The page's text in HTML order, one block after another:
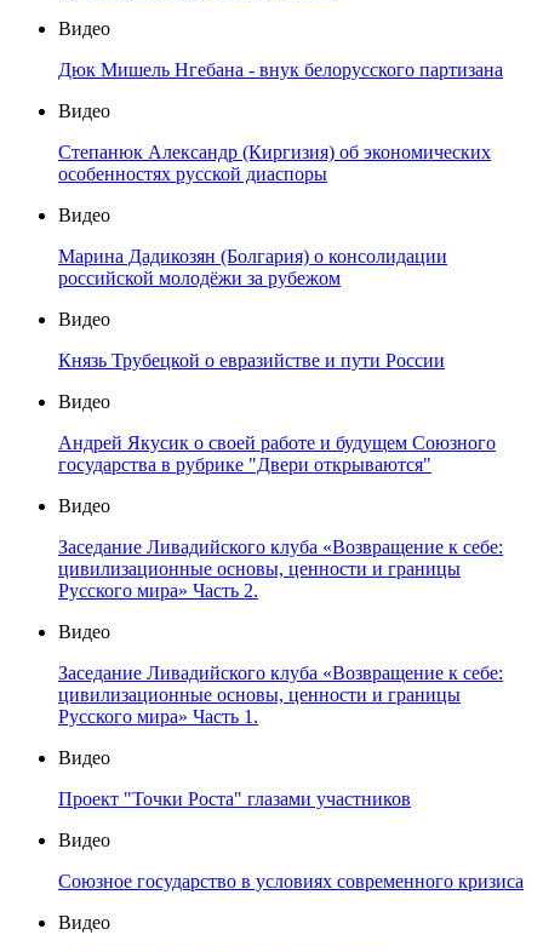
Видео
Дюк Мишель Нгебана - внук белорусского партизана
Видео
Степанюк Александр (Киргизия) об экономических
особенностях русской диаспоры
Видео
Марина Дадикозян (Болгария) о консолидации
российской молодёжи за рубежом
Видео
Князь Трубецкой о евразийстве и пути России
Видео
Андрей Якусик о своей работе и будущем Союзного
государства в рубрике "Двери открываются"
Видео
Заседание Ливадийского клуба «Возвращение к себе:
цивилизационные основы, ценности и границы
Русского мира» Часть 2.
Видео
Заседание Ливадийского клуба «Возвращение к себе:
цивилизационные основы, ценности и границы
Русского мира» Часть 1.
Видео
Проект "Точки Роста" глазами участников
Видео
Союзное государство в условиях современного кризиса
Видео